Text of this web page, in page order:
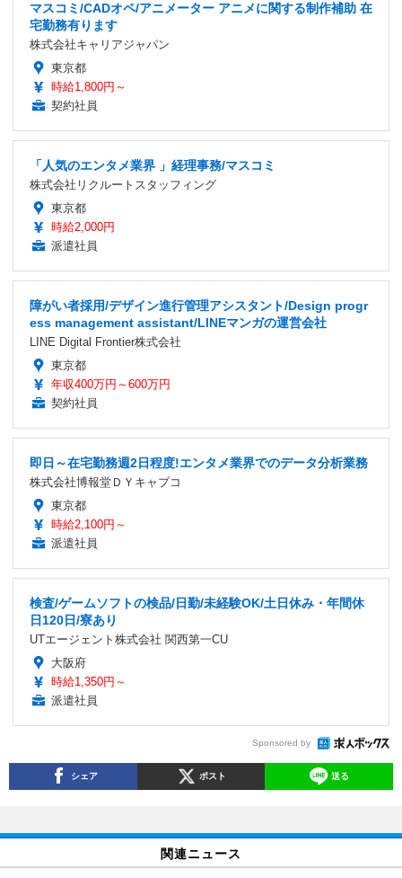
マスコミ/CADオペ/アニメーター アニメに関する制作補助 在
宅勤務有ります
株式会社キャリアジャパン
東京都
時給1,800円～
契約社員
「人気のエンタメ業界 」経理事務/マスコミ
株式会社リクルートスタッフィング
東京都
時給2,000円
派遣社員
障がい者採用/デザイン進行管理アシスタント/Design progr
ess management assistant/LINEマンガの運営会社
LINE Digital Frontier株式会社
東京都
年収400万円～600万円
契約社員
即日～在宅勤務週2日程度!エンタメ業界でのデータ分析業務
株式会社博報堂ＤＹキャプコ
東京都
時給2,100円～
派遣社員
検査/ゲームソフトの検品/日勤/未経験OK/土日休み・年間休
日120日/寮あり
UTエージェント株式会社 関西第一CU
大阪府
時給1,350円～
派遣社員
Sponsored by
シェア ポスト 送る
関連ニュース